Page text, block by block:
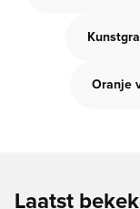
Oranje
Laatst